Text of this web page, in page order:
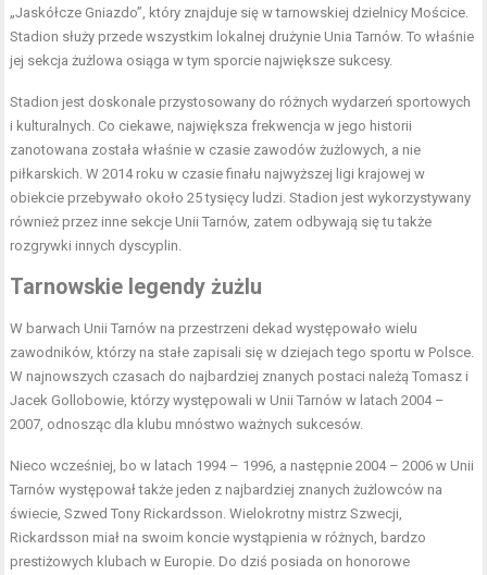
„Jaskółcze Gniazdo”, który znajduje się w tarnowskiej dzielnicy Mościce.
Stadion służy przede wszystkim lokalnej drużynie Unia Tarnów. To właśnie
jej sekcja żużlowa osiąga w tym sporcie największe sukcesy.
Stadion jest doskonale przystosowany do różnych wydarzeń sportowych
i kulturalnych. Co ciekawe, największa frekwencja w jego historii
zanotowana została właśnie w czasie zawodów żużlowych, a nie
piłkarskich. W 2014 roku w czasie finału najwyższej ligi krajowej w
obiekcie przebywało około 25 tysięcy ludzi. Stadion jest wykorzystywany
również przez inne sekcje Unii Tarnów, zatem odbywają się tu także
rozgrywki innych dyscyplin.
Tarnowskie legendy żużlu
W barwach Unii Tarnów na przestrzeni dekad występowało wielu
zawodników, którzy na stałe zapisali się w dziejach tego sportu w Polsce.
W najnowszych czasach do najbardziej znanych postaci należą Tomasz i
Jacek Gollobowie, którzy występowali w Unii Tarnów w latach 2004 –
2007, odnosząc dla klubu mnóstwo ważnych sukcesów.
Nieco wcześniej, bo w latach 1994 – 1996, a następnie 2004 – 2006 w Unii
Tarnów występował także jeden z najbardziej znanych żużlowców na
świecie, Szwed Tony Rickardsson. Wielokrotny mistrz Szwecji,
Rickardsson miał na swoim koncie wystąpienia w różnych, bardzo
prestiżowych klubach w Europie. Do dziś posiada on honorowe